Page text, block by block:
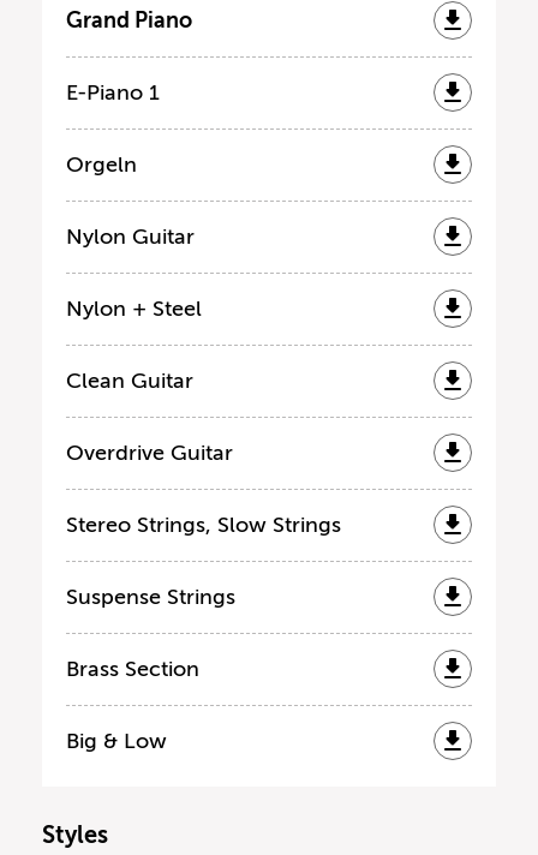
Grand Piano
E-Piano 1
Orgeln
Nylon Guitar
Nylon + Steel
Clean Guitar
Overdrive Guitar
Stereo Strings, Slow Strings
Suspense Strings
Brass Section
Big & Low
Styles